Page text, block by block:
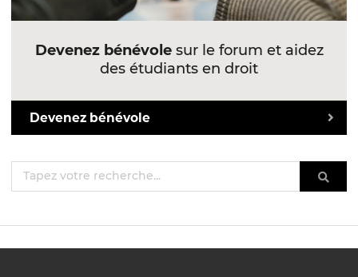
Devenez bénévolesur le forum et aidez
des étudiants en droit
Devenez bénévole